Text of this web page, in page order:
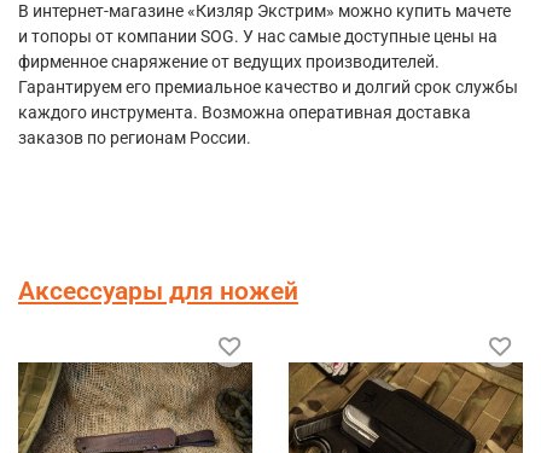
В интернет-магазине «Кизляр Экстрим» можно купить мачете
и топоры от компании SOG. У нас самые доступные цены на
фирменное снаряжение от ведущих производителей.
Гарантируем его премиальное качество и долгий срок службы
каждого инструмента. Возможна оперативная доставка
заказов по регионам России.
Аксессуары для ножей